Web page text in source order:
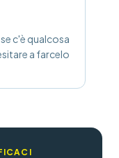
c'è qualcosa
a farcelo